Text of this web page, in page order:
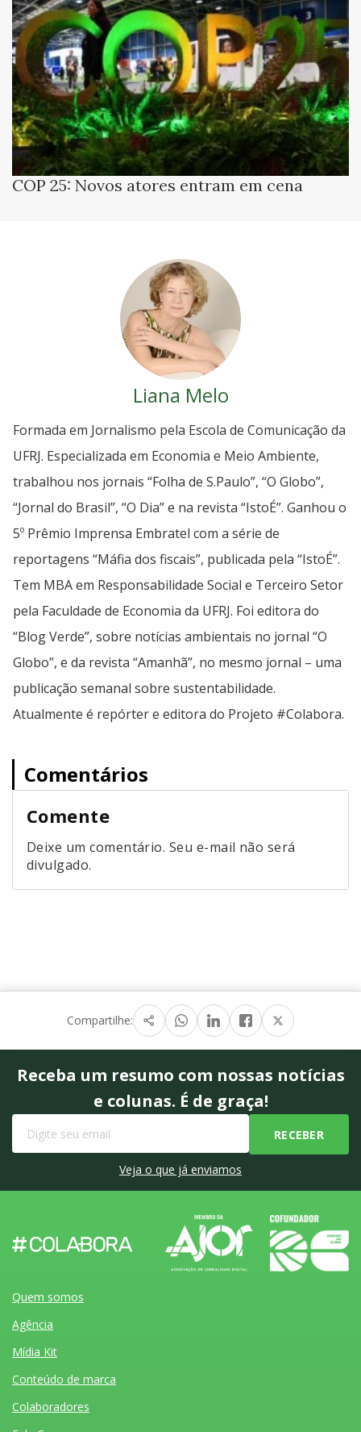
COP 25: Novos atores entram em cena
Liana Melo
Formada em Jornalismo pela Escola de Comunicação da
UFRJ. Especializada em Economia e Meio Ambiente,
trabalhou nos jornais “Folha de S.Paulo”, “O Globo”,
“Jornal do Brasil”, “O Dia” e na revista “IstoÉ”. Ganhou o
5º Prêmio Imprensa Embratel com a série de
reportagens “Máfia dos fiscais”, publicada pela “IstoÉ”.
Tem MBA em Responsabilidade Social e Terceiro Setor
pela Faculdade de Economia da UFRJ. Foi editora do
“Blog Verde”, sobre notícias ambientais no jornal “O
Globo”, e da revista “Amanhã”, no mesmo jornal – uma
publicação semanal sobre sustentabilidade.
Atualmente é repórter e editora do Projeto #Colabora.
Comentários
Comente
Deixe um comentário. Seu e-mail não será
divulgado.
Compartilhe:
Receba um resumo com nossas notícias
e colunas. É de graça!
Veja o que já enviamos
Quem somos
Agência
Mídia Kit
Conteúdo de marca
Colaboradores